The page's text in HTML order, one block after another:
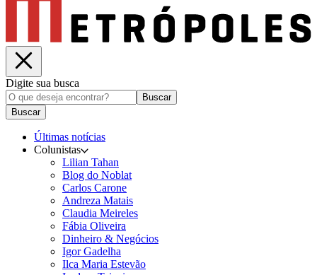
Digite sua busca
Buscar
Buscar
Últimas notícias
Colunistas
Lilian Tahan
Blog do Noblat
Carlos Carone
Andreza Matais
Claudia Meireles
Fábia Oliveira
Dinheiro & Negócios
Igor Gadelha
Ilca Maria Estevão